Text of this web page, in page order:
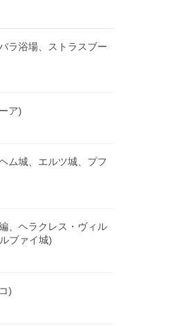
ラ浴場、ストラスブー
ア)
ム城、エルツ城、プフ
、ヘラクレス・ヴィル
ブァイ城)
)